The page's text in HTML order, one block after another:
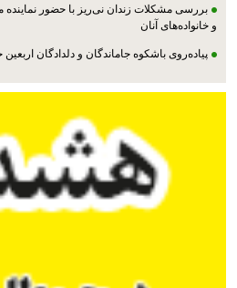
بررسی مشکلات زندان نی‌ریز با حضور نماینده
و خانواده‌های آنان
پیاده‌روی باشکوه جاماندگان و دلدادگان